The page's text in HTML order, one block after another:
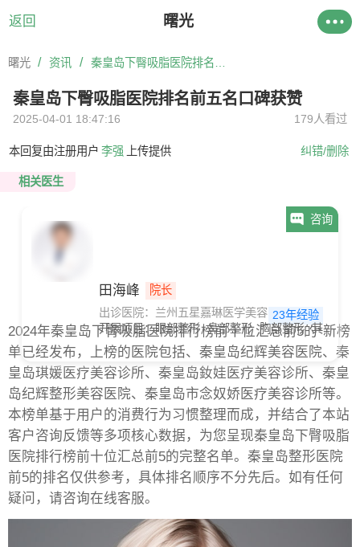
返回 曙光
曙光 / 资讯 /
秦皇岛下臀吸脂医院排名前五名口碑获赞
2025-04-01 18:47:16 179人看过
本回复由注册用户 李强 上传提供 纠错/删除
相关医生
田海峰
院长
23年经验
出诊医院：兰州五星嘉琳医学美容医院
开展项目：眼部整形 鼻部整形 胸部整形 其他 抗
咨询
2024年秦皇岛下臀吸脂医院排行榜前十位汇总前5的*新榜
单已经发布，上榜的医院包括、秦皇岛纪辉美容医院、秦
皇岛琪媛医疗美容诊所、秦皇岛釹娃医疗美容诊所、秦皇
岛纪辉整形美容医院、秦皇岛市念奴娇医疗美容诊所等。
本榜单基于用户的消费行为习惯整理而成，并结合了本站
客户咨询反馈等多项核心数据，为您呈现秦皇岛下臀吸脂
医院排行榜前十位汇总前5的完整名单。秦皇岛整形医院
前5的排名仅供参考，具体排名顺序不分先后。如有任何
疑问，请咨询在线客服。